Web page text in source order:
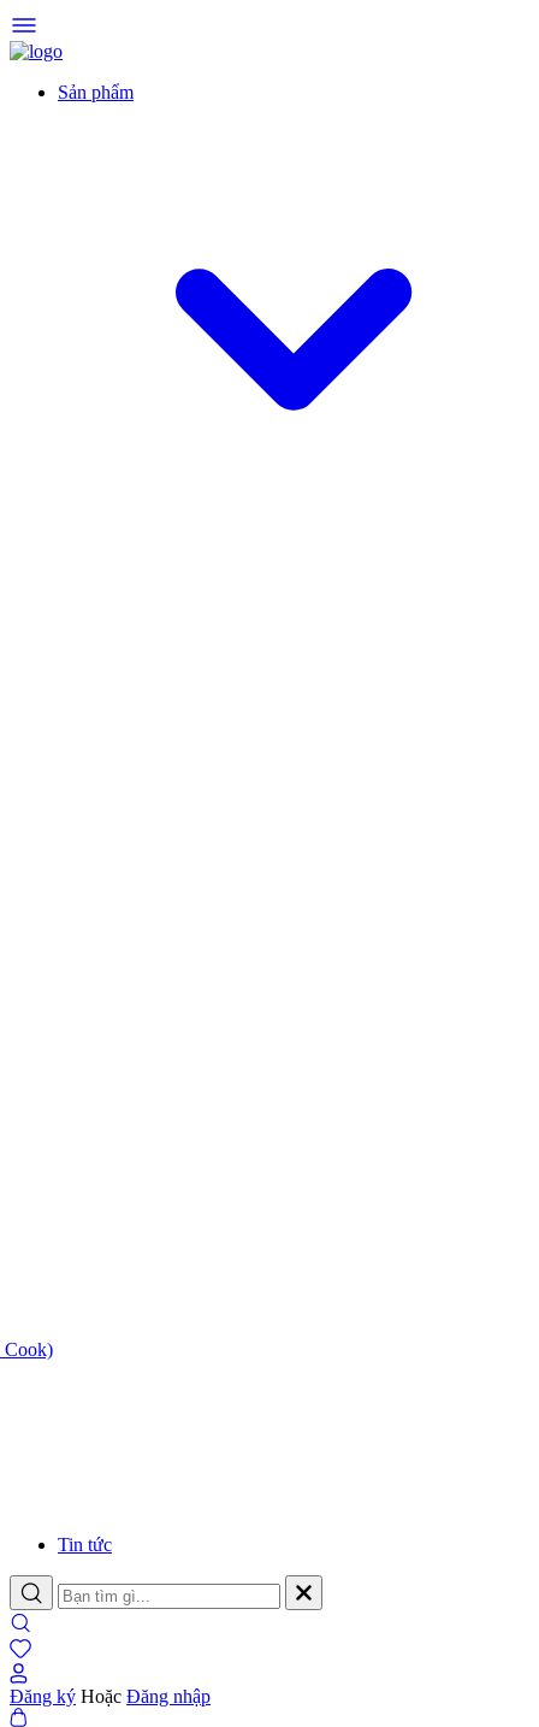
Sản phẩm
Tin tức
Đăng ký Hoặc Đăng nhập